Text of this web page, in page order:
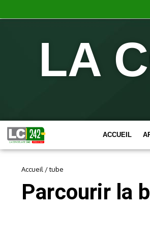
LA
ACCUEIL
Accueil /tube
Parcourir la